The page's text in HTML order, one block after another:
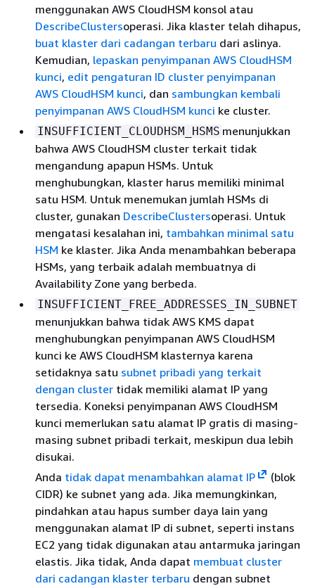
menggunakan AWS CloudHSM konsol atau
DescribeClustersoperasi. Jika klaster telah dihapus,
buat klaster dari cadangan terbaru dari aslinya.
Kemudian, lepaskan penyimpanan AWS CloudHSM
kunci, edit pengaturan ID cluster penyimpanan
AWS CloudHSM kunci, dan sambungkan kembali
penyimpanan AWS CloudHSM kunci ke cluster.
INSUFFICIENT_CLOUDHSM_HSMS menunjukkan
bahwa AWS CloudHSM cluster terkait tidak
mengandung apapun HSMs. Untuk
menghubungkan, klaster harus memiliki minimal
satu HSM. Untuk menemukan jumlah HSMs di
cluster, gunakan DescribeClustersoperasi. Untuk
mengatasi kesalahan ini, tambahkan minimal satu
HSM ke klaster. Jika Anda menambahkan beberapa
HSMs, yang terbaik adalah membuatnya di
Availability Zone yang berbeda.
INSUFFICIENT_FREE_ADDRESSES_IN_SUBNET
menunjukkan bahwa tidak AWS KMS dapat
menghubungkan penyimpanan AWS CloudHSM
kunci ke AWS CloudHSM klasternya karena
setidaknya satu subnet pribadi yang terkait
dengan cluster tidak memiliki alamat IP yang
tersedia. Koneksi penyimpanan AWS CloudHSM
kunci memerlukan satu alamat IP gratis di masing-
masing subnet pribadi terkait, meskipun dua lebih
disukai.
Anda tidak dapat menambahkan alamat IP
(blok
CIDR) ke subnet yang ada. Jika memungkinkan,
pindahkan atau hapus sumber daya lain yang
menggunakan alamat IP di subnet, seperti instans
EC2 yang tidak digunakan atau antarmuka jaringan
elastis. Jika tidak, Anda dapat membuat cluster
dari cadangan klaster terbaru dengan subnet